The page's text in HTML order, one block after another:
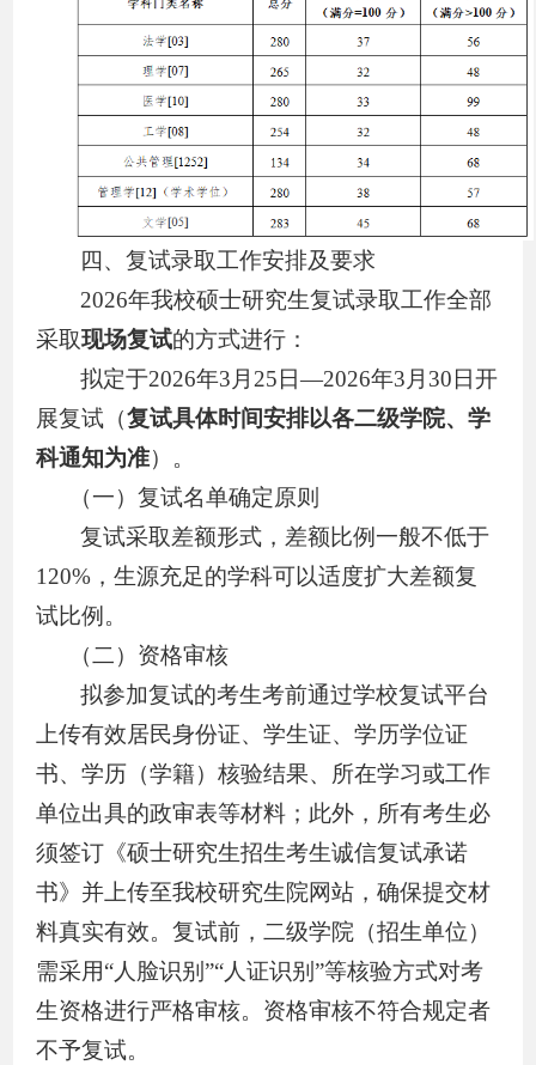
四、复试录取工作安排及要求
2026年我校硕士研究生复试录取工作全部
采取现场复试的方式进行：
拟定于2026年3月25 日—2026年3月 30 日开
展复试（复试具体时间安排以各二级学院、学
科通知为准）。
（一）复试名单确定原则
复试采取差额形式，差额比例一般不低于
120% ，生源充足的学科可以适度扩大差额复
试比例。
（二）资格审核
拟参加复试的考生考前通过学校复试平台
上传有效居民身份证、学生证、学历学位证
书、学历（学籍）核验结果、所在学习或工作
单位出具的政审表等材料；此外，所有考生必
须签订《硕士研究生招生考生诚信复试承诺
书》并上传至我校研究生院网站，确保提交材
料真实有效。复试前，二级学院（招生单位）
需采用“人脸识别”“人证识别”等核验方式对考
生资格进行严格审核。 资格审核不符合规定者
不予复试。